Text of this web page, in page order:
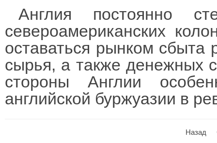
Англия постоянно
североамериканских
оставаться рынком сбыта
сырья, а также денежных
стороны Англии
английской буржуазии в
Назад